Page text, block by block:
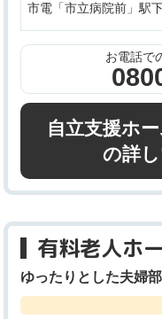
市電「市立病院前」駅
お電話で
自立支援ホ
の詳
有料老人ホ
ゆったりとした夫婦